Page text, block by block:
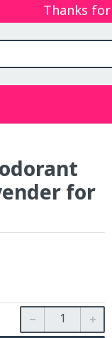
Thanks for
for